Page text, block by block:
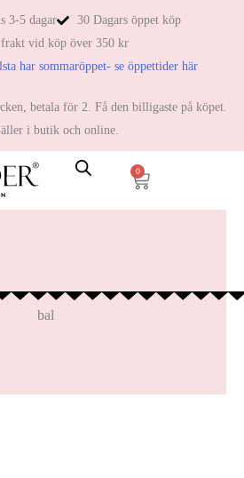
3-5 dagar
30 Dagars öppet köp
vid köp över 350 kr
har sommaröppet- se öppettider här
betala för 2. Få den billigaste på köpet.
i butik och online.
0
bal